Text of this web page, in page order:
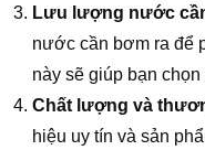
Lưu lượng nước
nước cần bơm ra để
này sẽ giúp bạn
Chất lượng và
hiệu uy tín và sản